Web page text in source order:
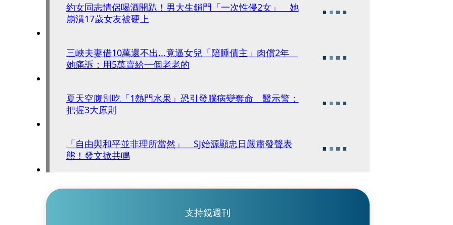
約女同志情侶喝酒開趴！男大生鎖門「一次性侵2女」 她
崩潰17歲女友被硬上
三峽夫妻借10萬還不出...竟逼女兒「陪睡債主」肉償2年
她痛訴：用5萬賣給一個老老的
夏天空腹別吃「1熱門水果」恐引發腦病變奪命 醫示警：
把握3大原則
「自由與和平並非理所當然」 SJ始源顯忠日嚴肅發聲表
態！發文掀共鳴
支持鏡週刊